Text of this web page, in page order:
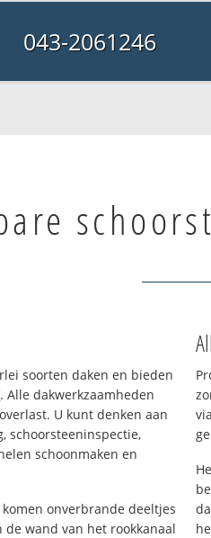
043-2061246
soorten daken en bieden
. Alle dakwerkzaamheden
U kunt denken aan
schoorsteeninspectie,
schoonmaken en
onverbrande deeltjes
wand van het rookkanaal